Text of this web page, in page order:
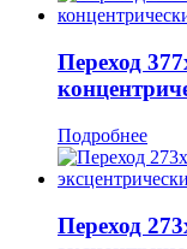
Переход
Подробнее
Переход